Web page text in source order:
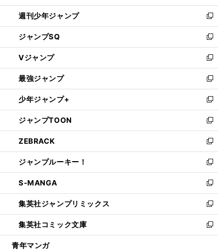
開
く
週刊少年ジャンプ
新
し
い
ウ
ィ
ン
ド
ウ
で
開
く
ジャンプSQ
新
し
い
ウ
ィ
ン
ド
ウ
で
開
く
Vジャンプ
新
し
い
ウ
ィ
ン
ド
ウ
で
開
く
最強ジャンプ
新
し
い
ウ
ィ
ン
ド
ウ
で
開
く
少年ジャンプ+
新
し
い
ウ
ィ
ン
ド
ウ
で
開
く
ジャンプTOON
新
し
い
ウ
ィ
ン
ド
ウ
で
開
く
ZEBRACK
新
し
い
ウ
ィ
ン
ド
ウ
で
開
ジャンプルーキー！
新
し
い
ウ
ィ
ン
ド
ウ
S-MANGA
新
し
い
ウ
ィ
ン
集英社ジャンプリミックス
新
し
い
ウ
集英社コミック文庫
新
し
青年マンガ